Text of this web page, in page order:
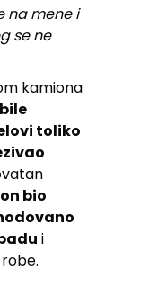
na mene i
se ne
kamiona
toliko
bio
i